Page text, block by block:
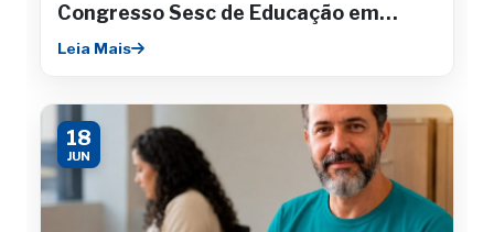
Congresso Sesc de Educação em
Aracaju
Leia Mais
18
JUN